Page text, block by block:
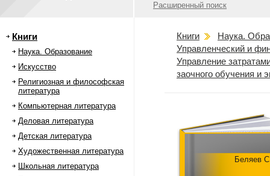
Расширенный поиск
Книги
Наука. Образование
Искусство
Религиозная и философская
литература
Компьютерная литература
Деловая литература
Детская литература
Художественная литература
Школьная литература
Книги
Наука.
Управленческий и
Управление
заочного обучения и
Беляев